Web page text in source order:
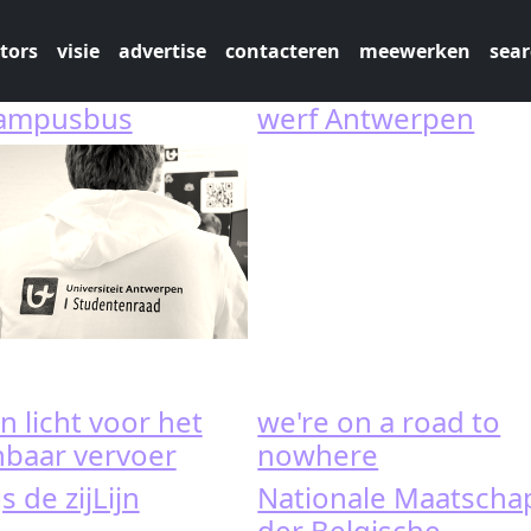
visie advertise contacteren meewerken
werf Antwerpen
licht voor het
vervoer
we're on a road to
nowhere
de zijLijn
Nationale